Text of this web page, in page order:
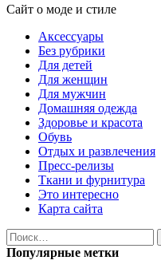
Сайт о моде и стиле
Основное
меню
Аксессуары
Без рубрики
Для детей
Для женщин
Для мужчин
Домашняя одежда
Здоровье и красота
Обувь
Отдых и развлечения
Пресс-релизы
Ткани и фурнитура
Это интересно
Карта сайта
Найти:
Популярные метки